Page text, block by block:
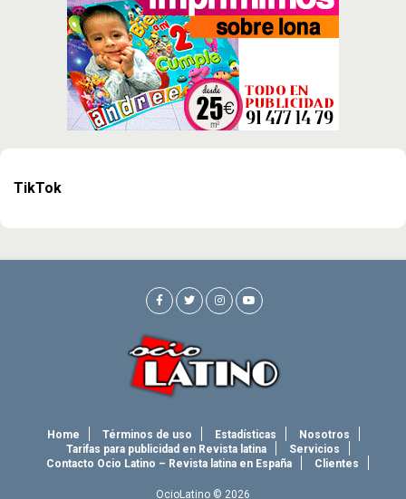
TikTok
Home Términos de uso Estadísticas
Nosotros
Tarifas para publicidad en Revista latina
Servicios
Contacto Ocio Latino – Revista latina en España
Clientes
OcioLatino © 2026